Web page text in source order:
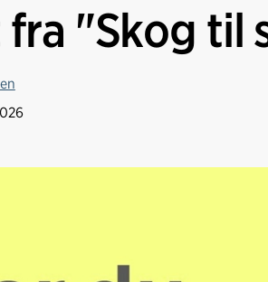
"Skog til